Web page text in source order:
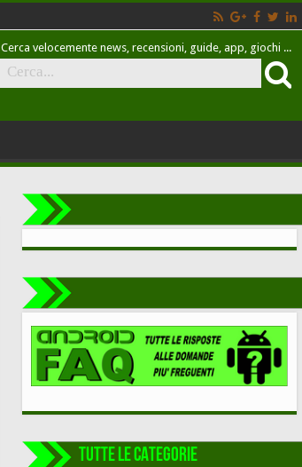
Cerca velocemente news, recensioni, guide, app, giochi ...
TUTTE LE CATEGORIE